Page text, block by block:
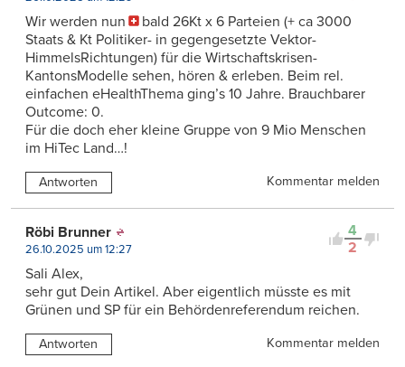
Wir werden nun
bald 26Kt x 6 Parteien (+ ca 3000
Staats & Kt Politiker- in gegengesetzte Vektor-
HimmelsRichtungen) für die Wirtschaftskrisen-
KantonsModelle sehen, hören & erleben. Beim rel.
einfachen eHealthThema ging’s 10 Jahre. Brauchbarer
Outcome: 0.
Für die doch eher kleine Gruppe von 9 Mio Menschen
im HiTec Land…!
Antworten Kommentar melden
4
2
Röbi Brunner
26.10.2025 um 12:27
Sali Alex,
sehr gut Dein Artikel. Aber eigentlich müsste es mit
Grünen und SP für ein Behördenreferendum reichen.
Antworten Kommentar melden